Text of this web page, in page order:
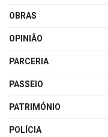
OBRAS
OPINIÃO
PARCERIA
PASSEIO
PATRIMÓNIO
POLÍCIA